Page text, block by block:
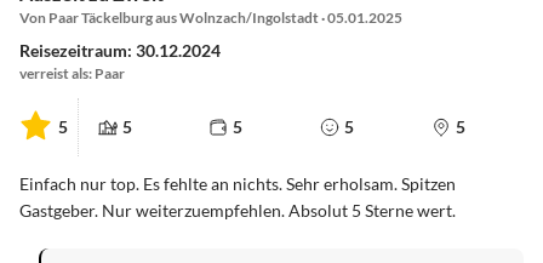
Von Paar Täckelburg aus Wolnzach/Ingolstadt · 05.01.2025
Reisezeitraum: 30.12.2024
verreist als: Paar
5 5 5 5 5
Einfach nur top. Es fehlte an nichts. Sehr erholsam. Spitzen
Gastgeber. Nur weiterzuempfehlen. Absolut 5 Sterne wert.